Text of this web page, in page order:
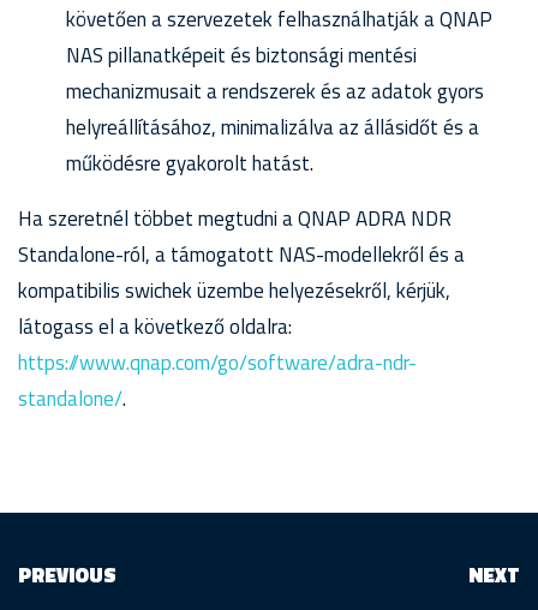
követően a szervezetek felhasználhatják a QNAP
NAS pillanatképeit és biztonsági mentési
mechanizmusait a rendszerek és az adatok gyors
helyreállításához, minimalizálva az állásidőt és a
működésre gyakorolt hatást.
Ha szeretnél többet megtudni a QNAP ADRA NDR
Standalone-ról, a támogatott NAS-modellekről és a
kompatibilis swichek üzembe helyezésekről, kérjük,
látogass el a következő oldalra:
https://www.qnap.com/go/software/adra-ndr-
standalone/.
PREVIOUS NEXT